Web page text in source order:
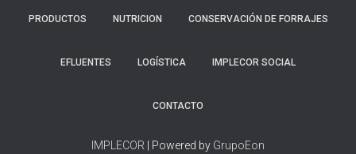
PRODUCTOS NUTRICION CONSERVACIÓN DE FORRAJES
EFLUENTES LOGÍSTICA IMPLECOR SOCIAL
CONTACTO
IMPLECOR | Powered by GrupoEon